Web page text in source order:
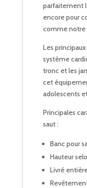
parfaitement
encore pour
comme notre
Les
système
tronc et les
cet
adolescents
Principales
saut :
Banc pour
Hauteur
Livré